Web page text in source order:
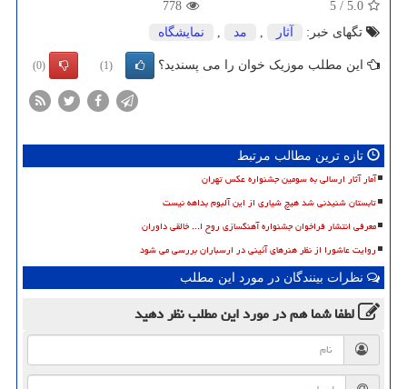
5.0
/
5
778
تگهای خبر:
آثار مد نمایشگاه
این مطلب موزیک خوان را می پسندید؟ (1)
(0)
تازه ترین مطالب مرتبط
آمار آثار ارسالی به سومین جشنواره عکس تهران
تابستان شنیدنی شد هیچ شیاری از این آلبوم بداهه نیست
معرفی انتشار فراخوان جشنواره آهنگسازی روح ا... خالقی داوران
روایت عاشورا از نظر هنرهای آئینی در ارسباران بررسی می شود
نظرات بینندگان در مورد این مطلب
لطفا شما همدر مورد این مطلبنظر دهید